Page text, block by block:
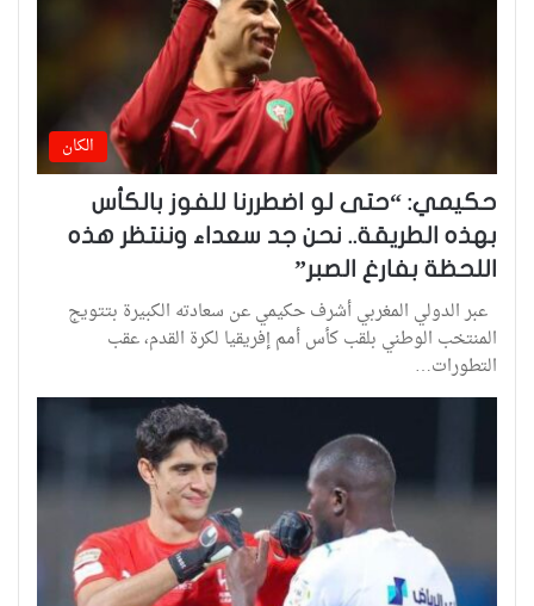
الكان
حكيمي: “حتى لو اضطررنا للفوز بالكأس
بهذه الطريقة.. نحن جد سعداء وننتظر هذه
اللحظة بفارغ الصبر”
عبر الدولي المغربي أشرف حكيمي عن سعادته الكبيرة بتتويج
المنتخب الوطني بلقب كأس أمم إفريقيا لكرة القدم، عقب
التطورات…